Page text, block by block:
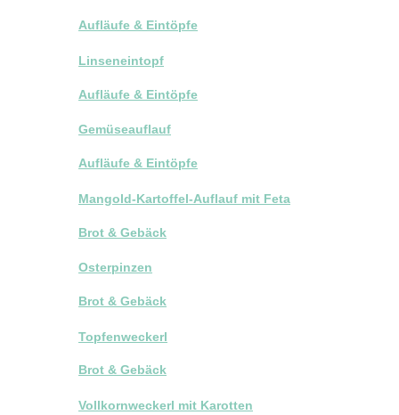
Aufläufe & Eintöpfe
Linseneintopf
Aufläufe & Eintöpfe
Gemüseauflauf
Aufläufe & Eintöpfe
Mangold-Kartoffel-Auflauf mit Feta
Brot & Gebäck
Osterpinzen
Brot & Gebäck
Topfenweckerl
Brot & Gebäck
Vollkornweckerl mit Karotten